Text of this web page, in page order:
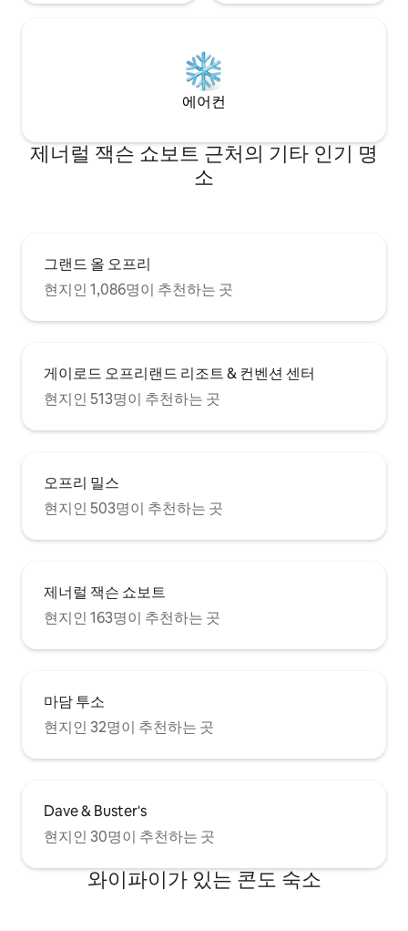
있는 55인치 스마트 TV • 부드러운 담요가
*** • 가전제품이 완비된 잘 꾸며진 주방 •
200평방피트, 오븐, 전자레인지, 식기세척
기 • 아름다운 젠에어 레인지 • 다양한 옵션
을 갖춘 큐리그, 8잔 붓기 커피 메이커, 프렌
욕실*** • 준비할 수 있는 넉넉한 공간을 갖
춘 욕실 1.5개 •자쿠지 욕조 및 레인 샤워기 •
허니 샴푸, 허니서클 컨디셔너, 오트밀 비누
는 옷장 공간 많음 • 휴식을 취하거나 공유
할 수 있는 간이 침대 • 컴벌랜드강 계곡의
믿을 수 없는 전망 • 선택한 음악을 재생할
수 있는 JBL 블루투스 스피커 ***베란다와
문할 수 있는 장미 및 허브 정원 • 관찰할 수
있는 새와 벌새 먹이통 • 야생 동물과 자연
이 많습니다. 부지와 정원을 이용하여 모든
것에서 몇 마일 떨어져 있는 듯한 기분을 느
낄 수 있습니다. 그런데도 내슈빌 시내까지
앞에 있습니다. 간단한 아침 식사부터 미식
식사까지 모든 것을 만들 수 있도록 주방을
마련했습니다. 주방은 우리 가족에게 중요
다. 뮤직 시티에서 즐거운 시간 보내시길 바
다해 도와드리겠습니다. 뮤직 시티에 대해
궁금한 점이 있으시면 이 멋진 마을에 대한
아이디어를 제공해 드리겠습니다. 저희를
보고 싶지 않으시면 아마 보지 않으실 것입
프레드시트를 요청하시면 사본을 보내드리
겠습니다. 또한, 리프트 라이드쉐어의 무료
크레딧 제공에 대한 전자 게스트 북을 확인
하세요. 내슈빌의 이 지역은 테네시에서 가
한 시간을 보내실 수도 있습니다. 조용히 해
야 하는 시간은 오후 10시부터 오전 8시까
지입니다. 조용한 동네와 이웃을 존중해 주
으며, 아침과 저녁에 내슈빌로 가는 기차역
이 있습니다. 혼키 톤크와 시내 행사장까지
에어컨
제너럴 잭슨 쇼보트 근처의 기타 인기 명
소
그랜드 올 오프리
현지인 1,086명이 추천하는 곳
게이로드 오프리랜드 리조트 & 컨벤션 센터
현지인 513명이 추천하는 곳
오프리 밀스
현지인 503명이 추천하는 곳
제너럴 잭슨 쇼보트
현지인 163명이 추천하는 곳
마담 투소
현지인 32명이 추천하는 곳
Dave & Buster's
현지인 30명이 추천하는 곳
와이파이가 있는 콘도 숙소